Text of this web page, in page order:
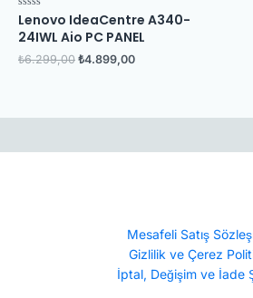
5
üzerinden
0
aldı
Lenovo IdeaCentre A340-
24IWL Aio PC PANEL
₺6.299,00 ₺4.899,00
Mesafeli Satış
Gizlilik ve Çerez
İptal, Değişim ve İade